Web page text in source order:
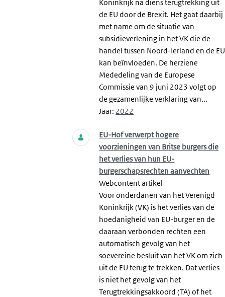
Koninkrijk na diens terugtrekking uit
de EU door de Brexit. Het gaat daarbij
met name om de situatie van
subsidieverlening in het VK die de
handel tussen Noord-Ierland en de EU
kan beïnvloeden. De herziene
Mededeling van de Europese
Commissie van 9 juni 2023 volgt op
de gezamenlijke verklaring van...
Jaar: 2022
EU-Hof verwerpt hogere
voorzieningen van Britse burgers die
het verlies van hun EU-
burgerschapsrechten aanvechten
Webcontent artikel
Voor onderdanen van het Verenigd
Koninkrijk (VK) is het verlies van de
hoedanigheid van EU-burger en de
daaraan verbonden rechten een
automatisch gevolg van het
soevereine besluit van het VK om zich
uit de EU terug te trekken. Dat verlies
is niet het gevolg van het
Terugtrekkingsakkoord (TA) of het